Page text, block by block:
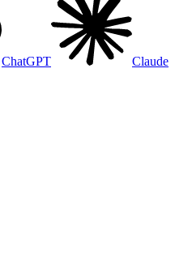
ChatGPT Claude